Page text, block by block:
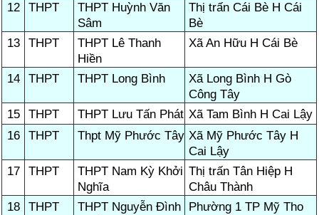
12
THPT
THPT Huỳnh Văn
Sâm
Thị trấn Cái Bè H Cái
Bè
13
THPT
THPT Lê Thanh
Hiền
Xã An Hữu H Cái Bè
14 THPT THPT Long Bình
Xã Long Bình H Gò
Công Tây
15
THPT THPT Lưu Tấn Phát Xã Tam Bình H Cai Lậy
16
THPT Thpt Mỹ Phước Tây Xã Mỹ Phước Tây H
Cai Lậy
17
THPT
THPT Nam Kỳ Khởi
Nghĩa
Thị trấn Tân Hiệp H
Châu Thành
18
THPT
THPT Nguyễn Đình
Phường 1 TP Mỹ Tho